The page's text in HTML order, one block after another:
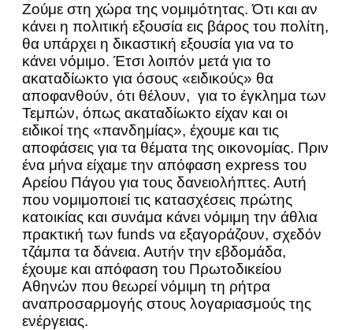
Ζούμε στη χώρα της νομιμότητας. Ότι και αν
κάνει η πολιτική εξουσία εις βάρος του πολίτη,
θα υπάρχει η δικαστική εξουσία για να το
κάνει νόμιμο. Έτσι λοιπόν μετά για το
ακαταδίωκτο για όσους «ειδικούς» θα
αποφανθούν, ότι θέλουν, για το έγκλημα των
Τεμπών, όπως ακαταδίωκτο είχαν και οι
ειδικοί της «πανδημίας», έχουμε και τις
αποφάσεις για τα θέματα της οικονομίας. Πριν
ένα μήνα είχαμε την απόφαση express του
Αρείου Πάγου για τους δανειολήπτες. Αυτή
που νομιμοποιεί τις κατασχέσεις πρώτης
κατοικίας και συνάμα κάνει νόμιμη την άθλια
πρακτική των funds να εξαγοράζουν, σχεδόν
τζάμπα τα δάνεια. Αυτήν την εβδομάδα,
έχουμε και απόφαση του Πρωτοδικείου
Αθηνών που θεωρεί νόμιμη τη ρήτρα
αναπροσαρμογής στους λογαριασμούς της
ενέργειας.